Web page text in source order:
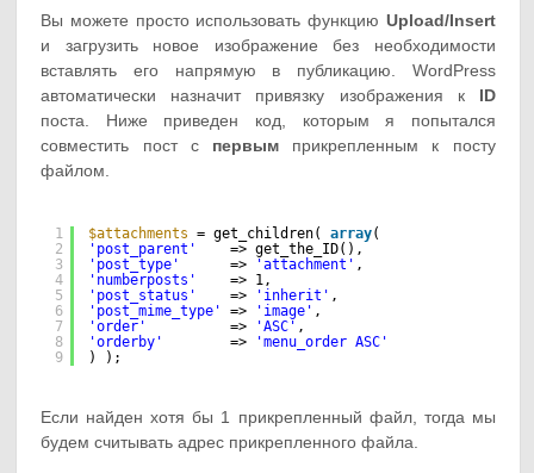
Вы можете просто использовать функцию Upload/Insert
и загрузить новое изображение без необходимости
вставлять его напрямую в публикацию. WordPress
автоматически назначит привязку изображения к ID
поста. Ниже приведен код, которым я попытался
совместить пост с первым прикрепленным к посту
файлом.
1
2
3
4
5
6
7
8
9
$attachments = get_children( array(
'post_parent'
=> get_the_ID(),
'post_type'
=> 'attachment' ,
'numberposts'
=> 1,
'post_status'
=> 'inherit' ,
'post_mime_type'
=> 'image' ,
'order'
=> 'ASC' ,
'orderby'
=>
'menu_order ASC'
) );
Если найден хотя бы 1 прикрепленный файл, тогда мы
будем считывать адрес прикрепленного файла.